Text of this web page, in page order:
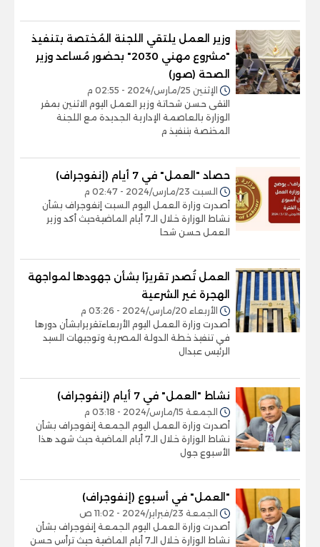
وزير العمل يلتقي اللجنة المُختصة بتنفيذ
"مشروع مهني 2030" بحضور مُساعد وزير
الصحة (صور)
الإثنين 25/مارس/2024 - 02:55 م
التقى حسن شحاتة وزير العمل اليوم الاثنين بمقر
الوزارة بالعاصمة الإدارية الجديدة مع اللجنة
المختصة بتنفيذ م
حصاد "العمل" في 7 أيام (إنفوجراف)
السبت 23/مارس/2024 - 02:47 م
أصدرت وزارة العمل اليوم السبت إنفوجراف بشأن
نشاط الوزارة خلال الـ7 أيام الماضيةحيث أكد وزير
العمل حسن شحا
العمل تُصدر تقريرًا بشأن جهودها لمواجهة
الهجرة غير الشرعية
الأربعاء 20/مارس/2024 - 03:26 م
أصدرت وزارة العمل اليوم الأربعاءتقريرابشأن دورها
في تنفيذ خطة الدولة المصرية وتوجيهات السيد
الرئيس عبدال
نشاط "العمل" في 7 أيام (إنفوجراف)
الجمعة 15/مارس/2024 - 03:18 م
أصدرت وزارة العمل اليوم الجمعة إنفوجراف بشأن
نشاط الوزارة خلال الـ7 أيام الماضية حيث شهد هذا
الأسبوع جول
"العمل" في أسبوع (إنفوجراف)
الجمعة 23/فبراير/2024 - 11:02 ص
أصدرت وزارة العمل اليوم الجمعة إنفوجراف بشأن
نشاط الوزارة خلال الـ7 أيام الماضية حيث ترأس حسن